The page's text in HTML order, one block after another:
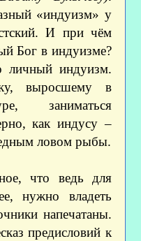
«индуизм» у
И при чём
Бог в индуизме?
личный индуизм.
выросшему в
заниматься
как индусу –
ловом рыбы.
что ведь для
нужно владеть
напечатаны.
предисловий к